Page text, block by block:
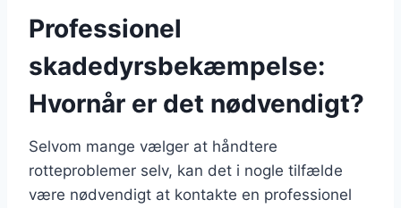
Professionel
skadedyrsbekæmpelse:
Hvornår er det nødvendigt?
Selvom mange vælger at håndtere
rotteproblemer selv, kan det i nogle tilfælde
være nødvendigt at kontakte en professionel